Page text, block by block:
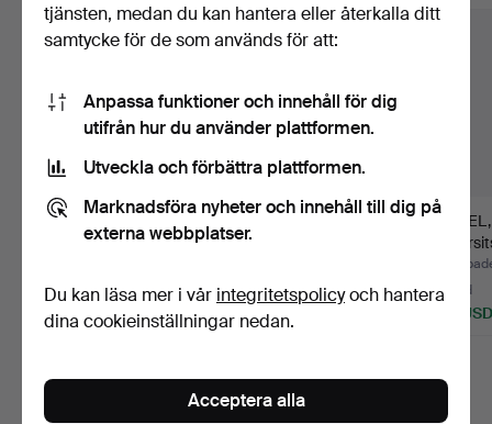
MOUNTAINBIKE, Giant
ATR 680, 26".
8 bud
64 USD
1500 LIM 113, årsmodell
12 bud
1 688 USD
mär…
3 bud
43 USD
tjänsten, medan du kan hantera eller återkalla ditt
samtycke för de som används för att:
Anpassa funktioner och innehåll för dig
utifrån hur du använder plattformen.
Utveckla och förbättra plattformen.
Marknadsföra nyheter och innehåll till dig på
externa webbplatser.
Du kan läsa mer i vår integritetspolicyoch hantera
dina cookieinställningar nedan.
Acceptera alla